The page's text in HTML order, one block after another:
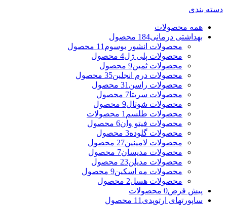
دسته بندی
همه محصولات
بهداشتی درمانی184 محصول
محصولات انشور بوسوم 11 محصول
محصولات پلی ژل4 محصول
محصولات ثمین9 محصول
محصولات درم انجلین35 محصول
محصولات راسن 31 محصول
محصولات سریتا7 محصول
محصولات شوتال9 محصول
محصولات طلسم 1 محصولات
محصولات فیتو وان6 محصول
محصولات گلوده3 محصول
محصولات لامینین27 محصول
محصولات مدیسان7 محصول
محصولات مدیلن23 محصول
محصولات مه اسکین9 محصول
محصولات هسل2 محصول
پیش فرض0 محصولات
ساپورتهای ارتوپدی 11 محصول